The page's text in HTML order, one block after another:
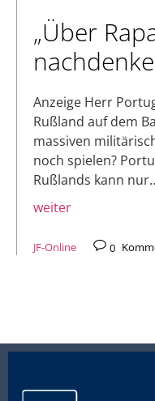
„Über
Anzeige Herr
Rußland auf dem
massiven
noch spielen?
Rußlands kann
weiter
JF-Online 0